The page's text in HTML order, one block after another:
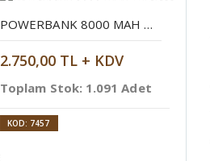
POWERBANK 8000 MAH WIRELESS ORGANIZER
2.750,00 TL + KDV
Toplam Stok: 1.091 Adet
KOD: 7457